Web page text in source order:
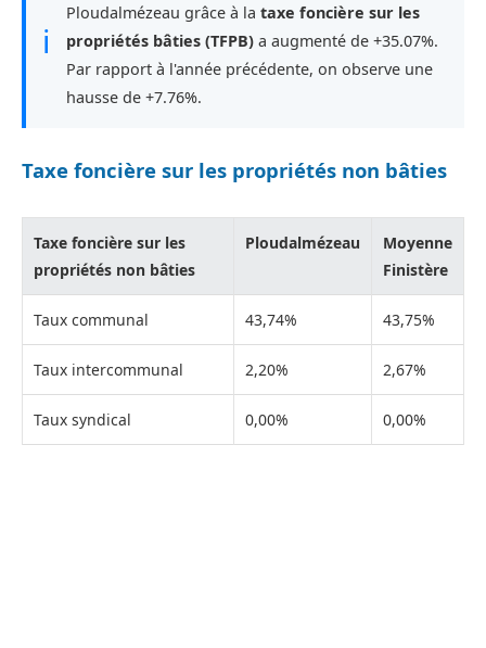
ℹ
Ploudalmézeau grâce à la taxe foncière sur les
propriétés bâties (TFPB) a augmenté de +35.07%.
Par rapport à l'année précédente, on observe une
hausse de +7.76%.
Taxe foncière sur les propriétés non bâties
Taxe foncière sur les
propriétés non bâties
Ploudalmézeau
Moyenne
Finistère
Taux communal 43,74% 43,75%
Taux intercommunal 2,20% 2,67%
Taux syndical 0,00% 0,00%